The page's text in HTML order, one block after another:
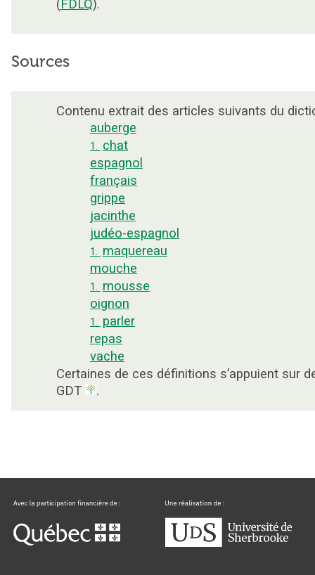
(FDLQ).
Sources
Contenu extrait des articles suivants du
auberge
1. chat
espagnol
français
grippe
jacinthe
judéo-espagnol
1. maquereau
mouche
1. mousse
oignon
1. parler
repas
vache
Certaines de ces définitions s’appuient sur
GDT
.